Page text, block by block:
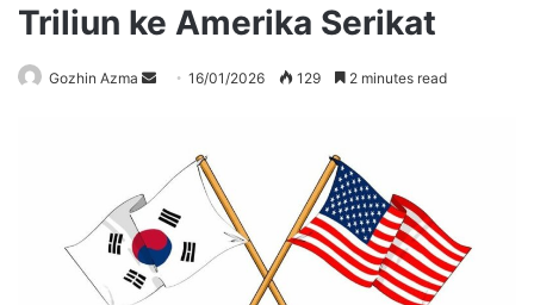
Triliun ke Amerika Serikat
Gozhin Azma
Send16/01/2026 129 2 minutes read